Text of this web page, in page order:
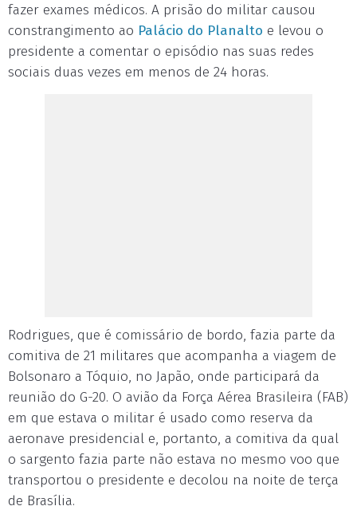
fazer exames médicos. A prisão do militar causou
constrangimento ao Palácio do Planalto e levou o
presidente a comentar o episódio nas suas redes
sociais duas vezes em menos de 24 horas.
Rodrigues, que é comissário de bordo, fazia parte da
comitiva de 21 militares que acompanha a viagem de
Bolsonaro a Tóquio, no Japão, onde participará da
reunião do G-20. O avião da Força Aérea Brasileira (FAB)
em que estava o militar é usado como reserva da
aeronave presidencial e, portanto, a comitiva da qual
o sargento fazia parte não estava no mesmo voo que
transportou o presidente e decolou na noite de terça
de Brasília.